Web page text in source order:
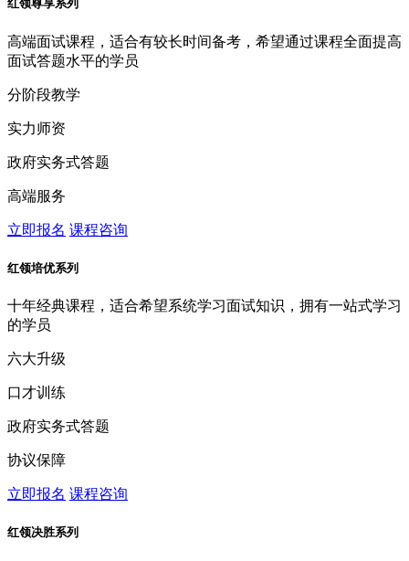
红领尊享系列
高端面试课程，适合有较长时间备考，希望通过课程全面提高
面试答题水平的学员
分阶段教学
实力师资
政府实务式答题
高端服务
立即报名 课程咨询
红领培优系列
十年经典课程，适合希望系统学习面试知识，拥有一站式学习
的学员
六大升级
口才训练
政府实务式答题
协议保障
立即报名 课程咨询
红领决胜系列